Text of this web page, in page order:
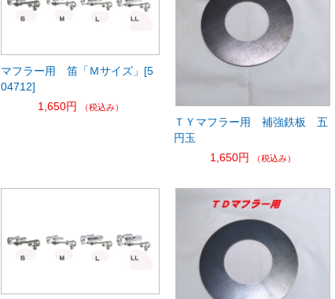
マフラー用 笛「Ｍサイズ」[5
04712]
1,650円
（税込み）
ＴＹマフラー用 補強鉄板 五
円玉
1,650円
（税込み）